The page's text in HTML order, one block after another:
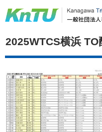
2025WTCS横浜